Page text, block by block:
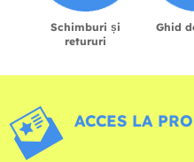
Schimburi și
retururi
Ghid
ACCES LA